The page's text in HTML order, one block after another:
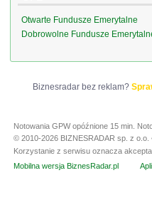
Otwarte Fundusze Emerytalne
Dobrowolne Fundusze
Biznesradar bez reklam?
Notowania GPW opóźnione 15 min.
© 2010-2026 BIZNESRADAR sp. z
Korzystanie z serwisu oznacza
Mobilna wersja BiznesRadar.pl